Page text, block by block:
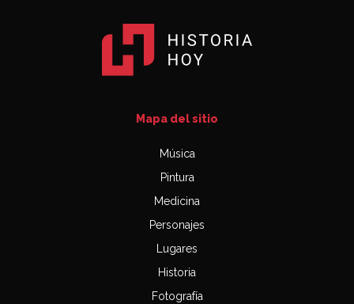
Mapa del sitio
Música
Pintura
Medicina
Personajes
Lugares
Historia
Fotografía